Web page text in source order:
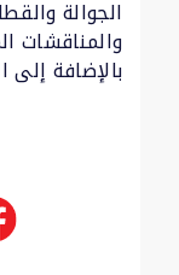
الجوالة
والمناقشات
بالإضافة إلى